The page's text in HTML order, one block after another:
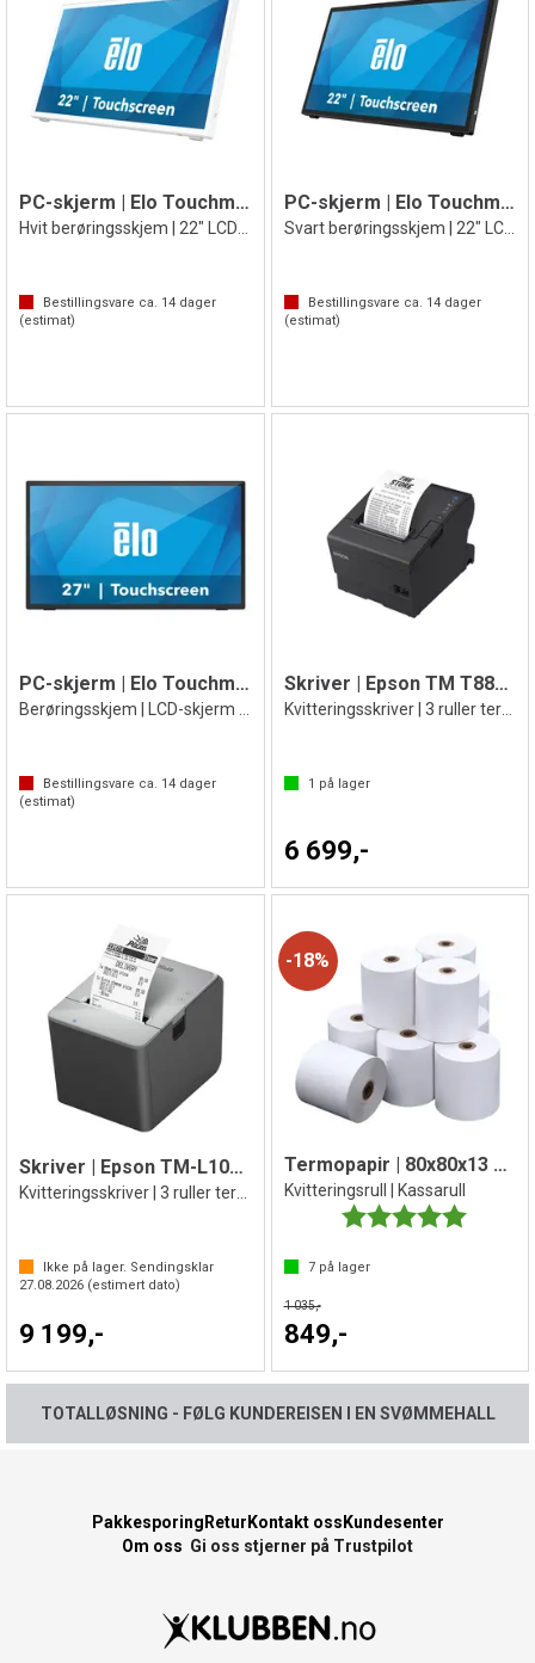
PC-skjerm | Elo Touchmonitor 2270L
Bestillingsvare ca. 14 dager
(estimat)
PC-skjerm | Elo Touchmonitor 2270L
Svart berøringsskjem | 22" LCD-skjerm
Bestillingsvare ca. 14dager
(estimat)
PC-skjerm | Elo Touchmonitor 2770L
Bestillingsvare ca. 14 dager
(estimat)
Skriver | Epson TM T88VII termoskriver
Kvitteringsskriver | 3 ruller termopapir
1 på lager
6 699,-
Skriver | Epson TM-L100 termoskriver
Ikke på lager. Sendingsklar
27.08.2026 (estimert dato)
9 199,-
18%
Termopapir | 80x80x13 mm | 15 stk
Kvitteringsrull | Kassarull
Karakter:
7på lager
1 035,-
849,-
TOTALLØSNING - FØLG KUNDEREISEN I EN SVØMMEHALL
Pakkesporing Retur Kontakt oss Kundesenter
Om oss Gi oss stjerner på Trustpilot